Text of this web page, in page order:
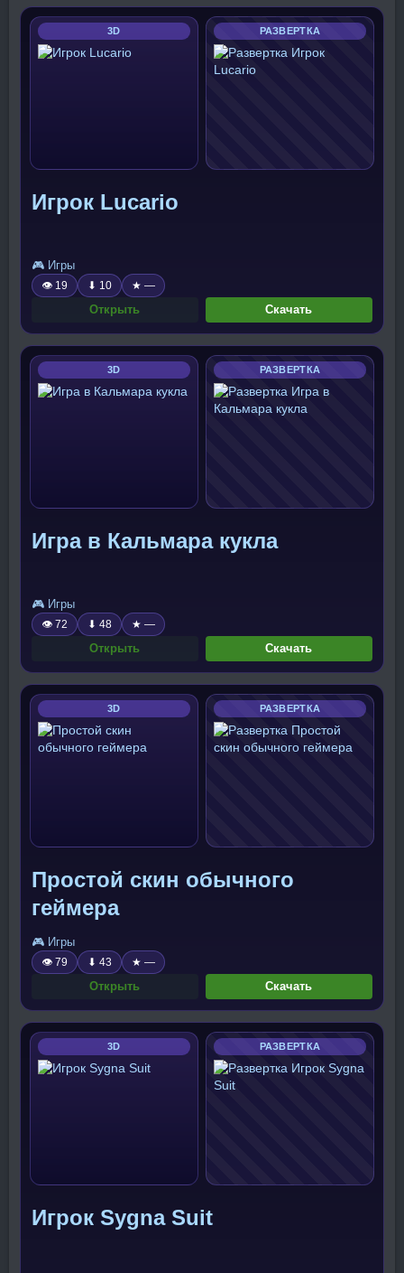
3D РАЗВЕРТКА
Игрок Lucario
🎮 Игры
👁 19 ⬇ 10 ★ —
Открыть Скачать
3D РАЗВЕРТКА
Игра в Кальмара кукла
🎮 Игры
👁 72 ⬇ 48 ★ —
Открыть Скачать
3D РАЗВЕРТКА
Простой скин обычного
геймера
🎮 Игры
👁 79 ⬇ 43 ★ —
Открыть Скачать
3D РАЗВЕРТКА
Игрок Sygna Suit